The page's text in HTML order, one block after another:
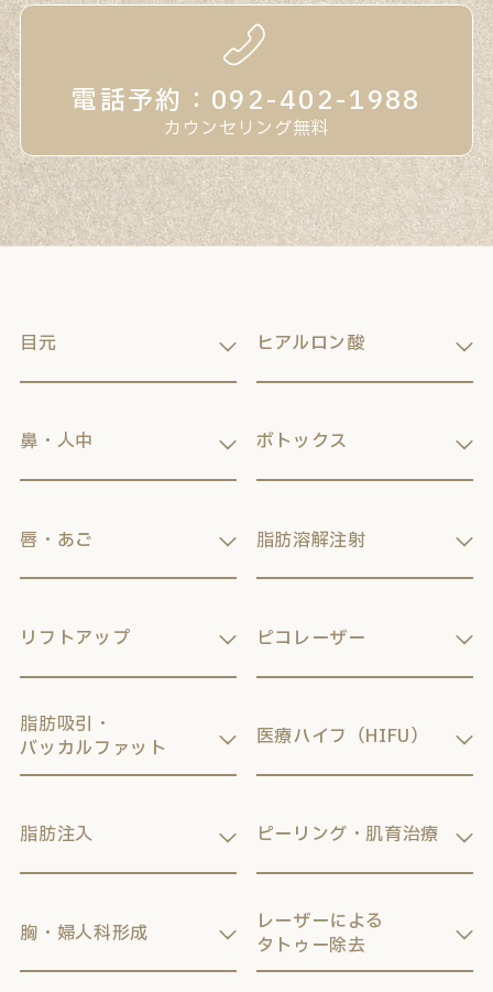
電話予約：092-402-1988
カウンセリング無料
目元
鼻・人中
唇・あご
リフトアップ
脂肪吸引・
バッカルファット
脂肪注入
胸・婦人科形成
ヒアルロン酸
ボトックス
脂肪溶解注射
ピコレーザー
医療ハイフ（HIFU）
ピーリング・肌育治療
レーザーによる
タトゥー除去